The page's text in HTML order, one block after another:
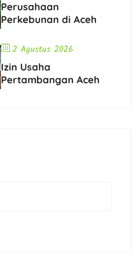
Perusahaan
Perkebunan di Aceh
2 Agustus 2026
Izin Usaha
Pertambangan Aceh